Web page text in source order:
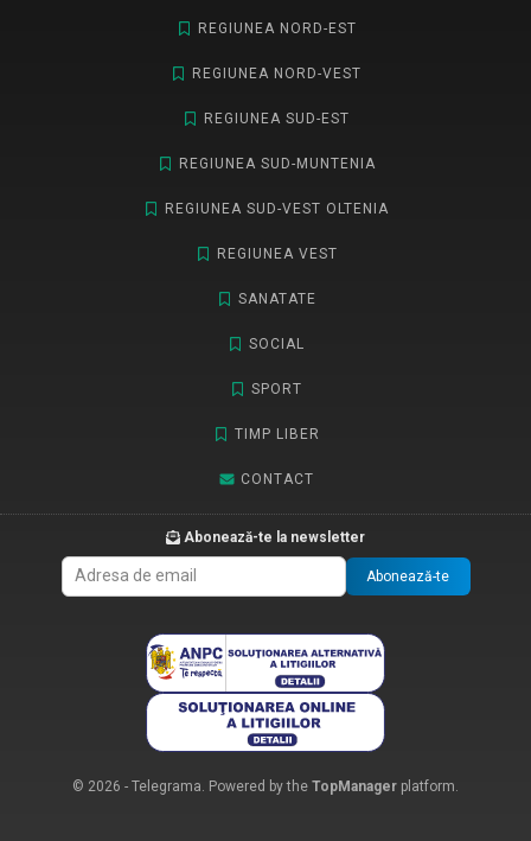
REGIUNEA NORD-EST
REGIUNEA NORD-VEST
REGIUNEA SUD-EST
REGIUNEA SUD-MUNTENIA
REGIUNEA SUD-VEST OLTENIA
REGIUNEA VEST
SANATATE
SOCIAL
SPORT
TIMP LIBER
CONTACT
Abonează-te la newsletter
Abonează-te
© 2026 - Telegrama. Powered by the TopManager platform.